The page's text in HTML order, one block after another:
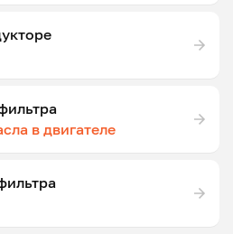
в двигателе